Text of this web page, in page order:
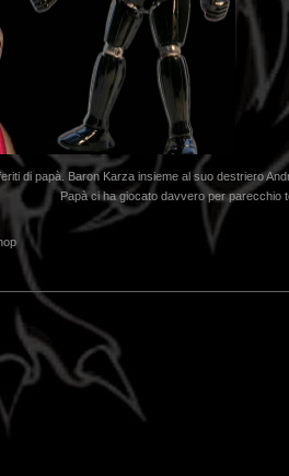
di papà. Baron Karza insieme al suo destriero
Papà ci ha giocato davvero per parecchio
tempo, clikka "qui", c'è il meglio del